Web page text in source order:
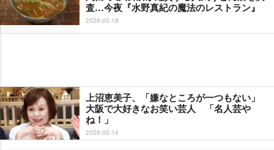
査…今夜『水野真紀の魔法のレストラン』
2026-02-18
上沼恵美子、「嫌なところが一つもない」
大阪で大好きなお笑い芸人 「名人芸
ね！」
2026-02-14